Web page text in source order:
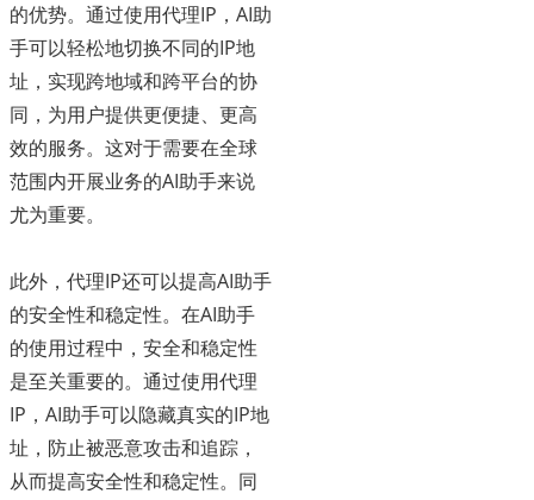
的优势。通过使用代理IP，AI助
手可以轻松地切换不同的IP地
址，实现跨地域和跨平台的协
同，为用户提供更便捷、更高
效的服务。这对于需要在全球
范围内开展业务的AI助手来说
尤为重要。
此外，代理IP还可以提高AI助手
的安全性和稳定性。在AI助手
的使用过程中，安全和稳定性
是至关重要的。通过使用代理
IP，AI助手可以隐藏真实的IP地
址，防止被恶意攻击和追踪，
从而提高安全性和稳定性。同